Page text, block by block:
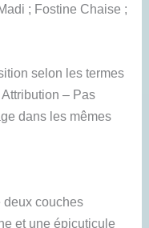
; Fostine Chaise ;
selon les termes
– Pas
dans les mêmes
deux couches
et une épicuticule